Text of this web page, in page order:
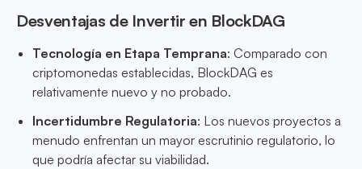
Desventajas de Invertir en BlockDAG
Tecnología en Etapa Temprana: Comparado con
criptomonedas establecidas, BlockDAG es
relativamente nuevo y no probado.
Incertidumbre Regulatoria: Los nuevos proyectos a
menudo enfrentan un mayor escrutinio regulatorio, lo
que podría afectar su viabilidad.